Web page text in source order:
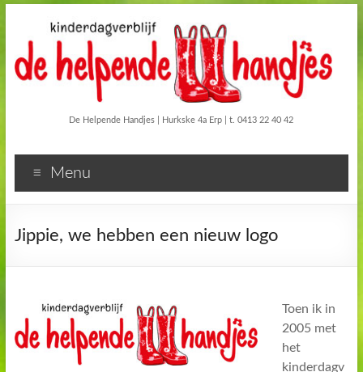
De Helpende Handjes | Hurkske 4a Erp | t. 0413 22 40 42
Menu
Jippie, we hebben een nieuw logo
Toen ik in
2005 met
het
kinderdagv